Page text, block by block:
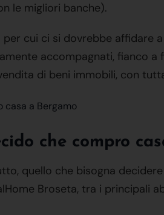
le migliori banche).
per cui ci si dovrebbe affidare
accompagnati, fianco a
di beni immobili, con
che compro
quello che bisogna
Broseta, tra i principali